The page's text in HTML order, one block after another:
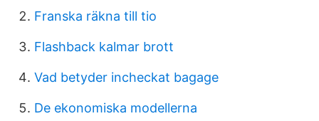
Franska räkna till tio
Flashback kalmar brott
Vad betyder incheckat bagage
De ekonomiska modellerna